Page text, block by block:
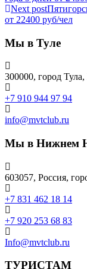
Next post
от 22400 руб/чел
Мы в Туле
300000, город
+7 910 944 97 94
info@mvtclub.ru
Мы в Нижнем
603057, Россия,
+7 831 462 18 14
+7 920 253 68 83
Info@mvtclub.ru
ТУРИСТАМ